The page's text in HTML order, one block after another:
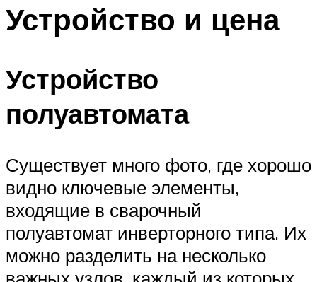
Устройство и цена
Устройство
полуавтомата
Существует много фото, где хорошо
видно ключевые элементы,
входящие в сварочный
полуавтомат инверторного типа. Их
можно разделить на несколько